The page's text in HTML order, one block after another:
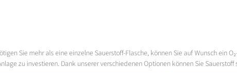
Sie mehr als eine einzelne Sauerstoff-Flasche, können Sie auf Wunsch ein
zu investieren. Dank unserer verschiedenen Optionen können Sie